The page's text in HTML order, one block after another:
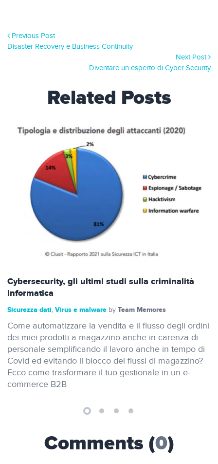
Previous Post
Disaster Recovery e Business Continuity
Next Post
Diventare un esperto di Cyber Security
Related Posts
Cybersecurity, gli ultimi studi sulla criminalità
informatica
Sicurezza dati, Virus e malware by Team Memores
Come automatizzare la vendita e il flusso degli ordini
dei miei prodotti a magazzino anche in carenza di
personale semplificando il lavoro anche in tempo di
Covid ed evitando il blocco dei flussi di magazzino?
Ecco come trasformare il tuo gestionale in un e-
commerce B2B
Comments (0)